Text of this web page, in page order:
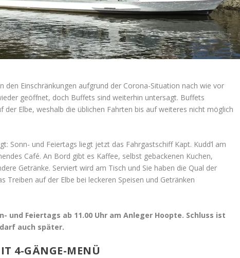
den Einschränkungen aufgrund der Corona-Situation nach wie vor
geöffnet, doch Buffets sind weiterhin untersagt. Buffets
Elbe, weshalb die üblichen Fahrten bis auf weiteres nicht möglich
Sonn- und Feiertags liegt jetzt das Fahrgastschiff Kapt. Kudd’l am
Café. An Bord gibt es Kaffee, selbst gebackenen Kuchen,
Getränke. Serviert wird am Tisch und Sie haben die Qual der
Treiben auf der Elbe bei leckeren Speisen und Getränken
und Feiertags ab 11.00 Uhr am Anleger Hoopte. Schluss ist
auch später.
4-GÄNGE-MENÜ